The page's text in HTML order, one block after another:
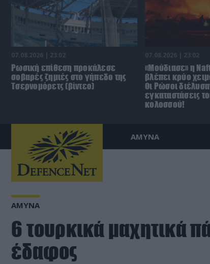
07.08.2026 | 23:02
Ρωσική επίθεση προκάλεσε
σοβαρές ζημιές στο γήπεδο της
Τσερνομόρετς (βίντεο)
07.08.2026 | 23:02
«Μούδιασε» η
βλέπει κρύο
Οι Ρώσοι
εγκαταστάσεις
κολοσσού!
ΑΜΥΝΑ
ΑΜΥΝΑ
6 τουρκικά μαχητικά
έδαφος